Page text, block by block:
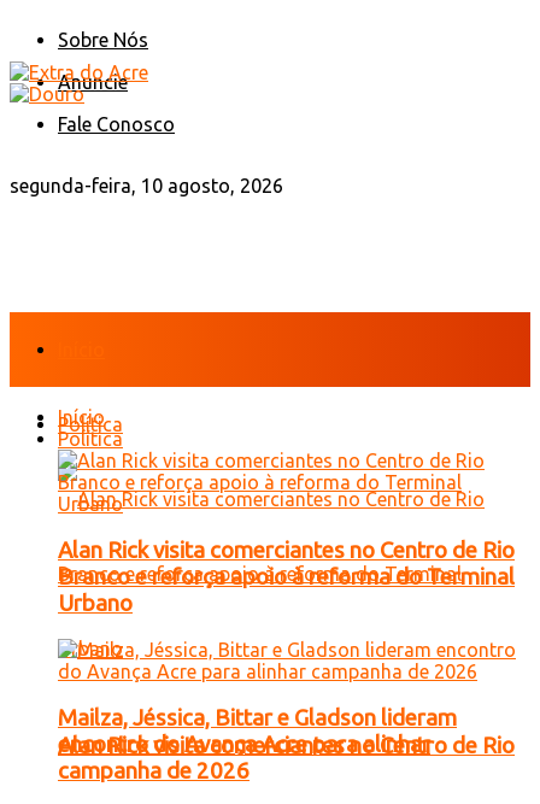
Sobre Nós
Anuncie
Fale Conosco
segunda-feira, 10 agosto, 2026
Política
Alan Rick visita comerciantes no Centro de Rio
Início
Política
Alan Rick visita comerciantes no Centro de Rio
Branco e reforça apoio à reforma do Terminal
Urbano
Mailza, Jéssica, Bittar e Gladson lideram
encontro do Avança Acre para alinhar
campanha de 2026